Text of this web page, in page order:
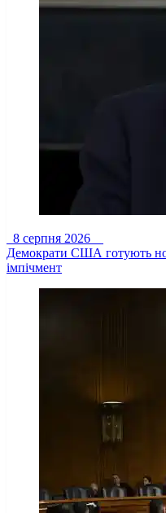
8 серпня 2026
Демократи США готують
імпічмент